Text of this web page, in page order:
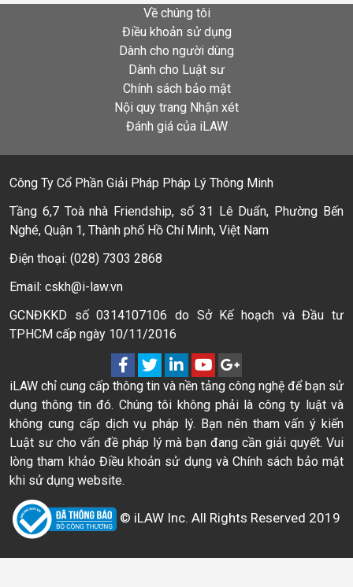
Về chúng tôi
Điều khoản sử dụng
Dành cho người dùng
Dành cho Luật sư
Chính sách bảo mật
Nội quy trang Nhận xét
Đánh giá của iLAW
Công Ty Cổ Phần Giải Pháp Pháp Lý Thông Minh
Tầng 6,7 Toà nhà Friendship, số 31 Lê Duẩn, Phường Bến
Nghé, Quận 1, Thành phố Hồ Chí Minh, Việt Nam
Điện thoại: (028) 7303 2868
Email: cskh@i-law.vn
GCNĐKKD số 0314107106 do Sở Kế hoạch và Đầu tư
TPHCM cấp ngày 10/11/2016
iLAW chỉ cung cấp thông tin và nền tảng công nghệ để bạn sử
dụng thông tin đó. Chúng tôi không phải là công ty luật và
không cung cấp dịch vụ pháp lý. Bạn nên tham vấn ý kiến
Luật sư cho vấn đề pháp lý mà bạn đang cần giải quyết. Vui
lòng tham khảo Điều khoản sử dụng và Chính sách bảo mật
khi sử dụng website.
© iLAW Inc. All Rights Reserved 2019